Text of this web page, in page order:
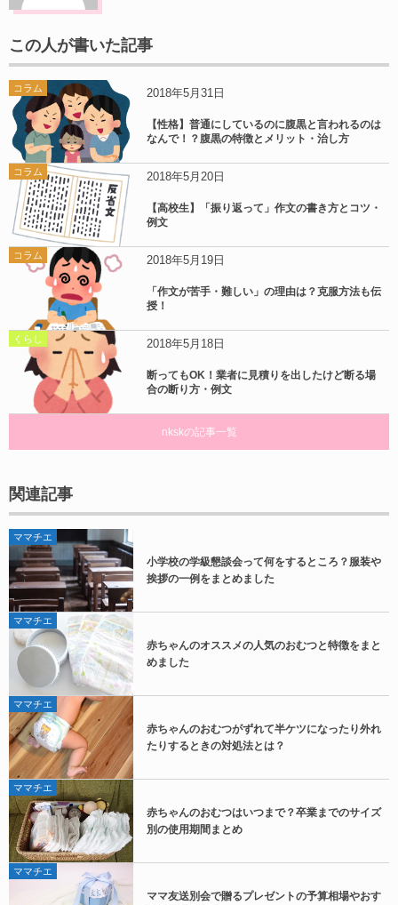
この人が書いた記事
コラム 2018年5月31日
【性格】普通にしているのに腹黒と言われるのは
なんで！？腹黒の特徴とメリット・治し方
コラム 2018年5月20日
【高校生】「振り返って」作文の書き方とコツ・
例文
コラム 2018年5月19日
「作文が苦手・難しい」の理由は？克服方法も伝
授！
くらし 2018年5月18日
断ってもOK！業者に見積りを出したけど断る場
合の断り方・例文
nkskの記事一覧
関連記事
ママチエ
小学校の学級懇談会って何をするところ？服装や
挨拶の一例をまとめました
ママチエ
赤ちゃんのオススメの人気のおむつと特徴をまと
めました
ママチエ
赤ちゃんのおむつがずれて半ケツになったり外れ
たりするときの対処法とは？
ママチエ
赤ちゃんのおむつはいつまで？卒業までのサイズ
別の使用期間まとめ
ママチエ
ママ友送別会で贈るプレゼントの予算相場やおす